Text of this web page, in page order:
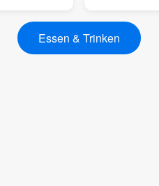
Essen & Trinken